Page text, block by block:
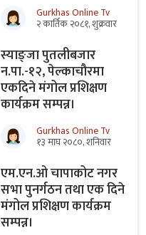
Gurkhas Online Tv
२ कार्तिक २०८१, शुक्रवार
स्याङ्जा पुतलीबजार
न.पा.-१२, पेल्काचौरमा
एकदिने मंगोल प्रशिक्षण
कार्यक्रम सम्पन्न।
Gurkhas Online Tv
१३ माघ २०८०, शनिवार
एम.एन.ओ चापाकोट नगर
सभा पुनर्गठन तथा एक दिने
मंगोल प्रशिक्षण कार्यक्रम
सम्पन्न।